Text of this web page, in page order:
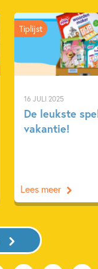
16 JULI 2025
De leukste
vakantie!
Tiplijst
Lees meer